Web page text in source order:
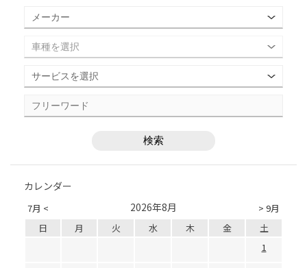
カレンダー
7月 < > 9月
2026年8月
日 月 火 水 木 金
土
1